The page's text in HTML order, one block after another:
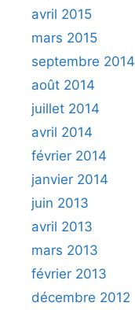
avril 2015
mars 2015
septembre 2014
août 2014
juillet 2014
avril 2014
février 2014
janvier 2014
juin 2013
avril 2013
mars 2013
février 2013
décembre 2012